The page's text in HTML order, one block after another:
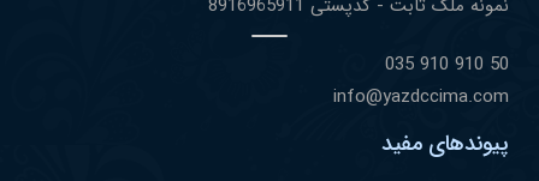
50 910 910 035
info@yazdccima.com
پیوندهای مفید